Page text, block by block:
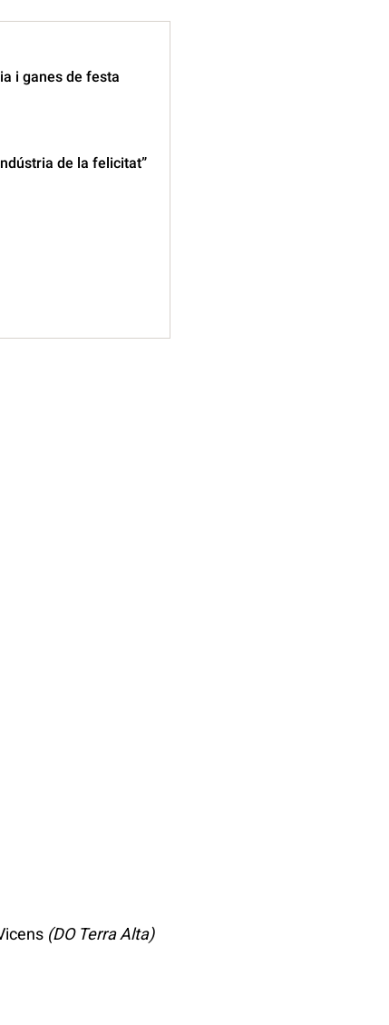
i ganes de festa
de la felicitat”
(DO Terra Alta)